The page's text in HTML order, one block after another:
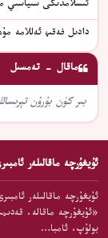
ئىسلامدىكى سىياسىي
دادىل فەقىھ ئەللامە
ماقال - تەمسىل
بىر كۈن بۇرۇن
ئۇيغۇرچە ماقالىلەر
ئۇيغۇرچە ماقالىلەر
«ئۇيغۇرچە ماقالە،
بولۇپ، ئامبا…